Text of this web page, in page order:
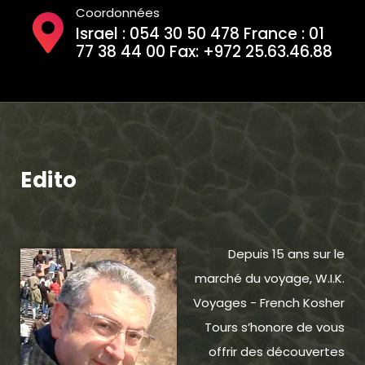
Coordonnées
Israel : 054 30 50 478 France : 01
77 38 44 00 Fax: +972 25.63.46.88
Edito
Depuis 15 ans sur le
marché du voyage, W.I.K.
Voyages - French Kosher
Tours s’honore de vous
offrir des découvertes